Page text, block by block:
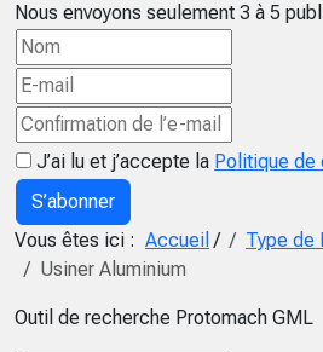
Nous envoyons seulement 3 à 5
J’ai lu et j’accepte la Politique
S’abonner
Vous êtes ici : Accueil / Type de
Usiner Aluminium
Outil de recherche Protomach GML